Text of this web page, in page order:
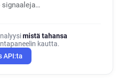
mistä tahansa
kautta.
API:ta